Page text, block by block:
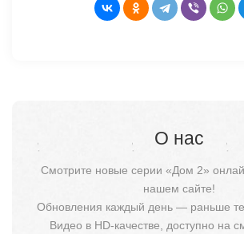
О нас
Смотрите новые серии «Дом 2»
нашем сайте!
Обновления каждый день — раньше
Видео в HD-качестве, доступно на